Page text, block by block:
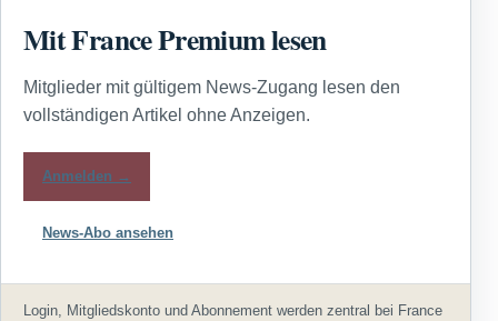
Mit France Premium lesen
Mitglieder mit gültigem News-Zugang lesen den
vollständigen Artikel ohne Anzeigen.
Anmelden →
News-Abo ansehen
Login, Mitgliedskonto und Abonnement werden zentral bei France